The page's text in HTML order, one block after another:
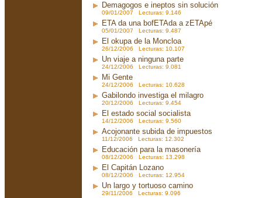
Demagogos e ineptos sin solución
09/01/2007 Lecturas: 9.146
ETA da una bofETAda a zETApé
05/01/2007 Lecturas: 9.487
El okupa de la Moncloa
26/12/2006 Lecturas: 10.107
Un viaje a ninguna parte
24/12/2006 Lecturas: 9.081
Mi Gente
24/12/2006 Lecturas: 10.628
Gabilondo investiga el milagro
20/12/2006 Lecturas: 9.454
El estado social socialista
14/12/2006 Lecturas: 9.560
Acojonante subida de impuestos
11/12/2006 Lecturas: 12.302
Educación para la masonería
08/12/2006 Lecturas: 13.298
El Capitán Lozano
08/12/2006 Lecturas: 12.954
Un largo y tortuoso camino
29/11/2006 Lecturas: 9.096